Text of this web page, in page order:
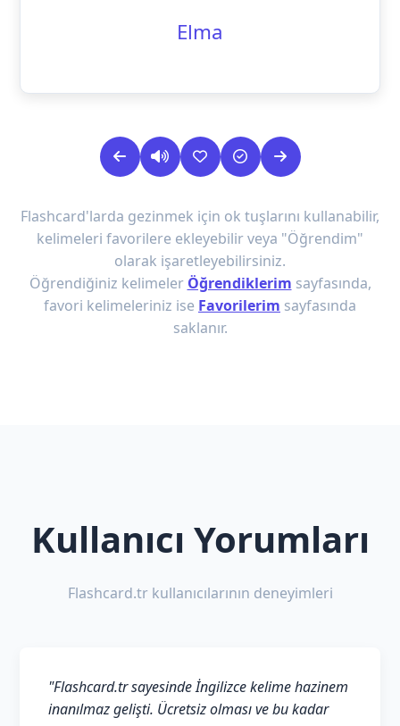
Elma
Flashcard'larda gezinmek için ok tuşlarını kullanabilir,
kelimeleri favorilere ekleyebilir veya "Öğrendim"
olarak işaretleyebilirsiniz.
Öğrendiğiniz kelimeler Öğrendiklerim sayfasında,
favori kelimeleriniz ise Favorilerim sayfasında
saklanır.
Kullanıcı Yorumları
Flashcard.tr kullanıcılarının deneyimleri
"Flashcard.tr sayesinde İngilizce kelime hazinem
inanılmaz gelişti. Ücretsiz olması ve bu kadar